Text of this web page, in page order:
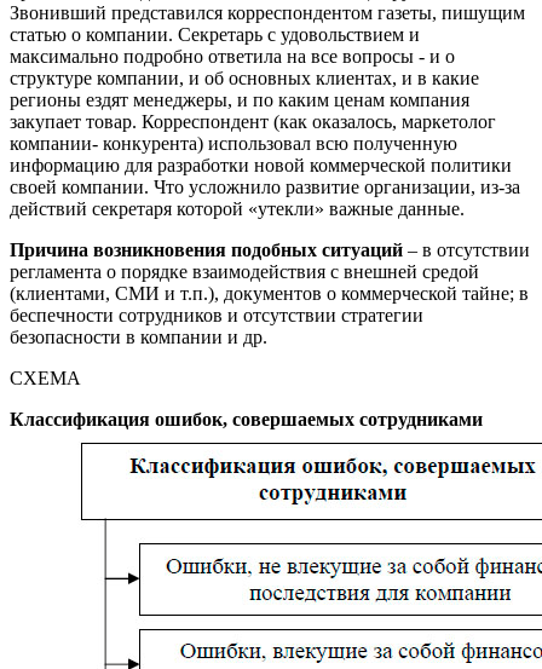
Звонивший представился корреспондентом газеты, пишущим
статью о компании. Секретарь с удовольствием и
максимально подробно ответила на все вопросы - и о
структуре компании, и об основных клиентах, и в какие
регионы ездят менеджеры, и по каким ценам компания
закупает товар. Корреспондент (как оказалось, маркетолог
компании- конкурента) использовал всю полученную
информацию для разработки новой коммерческой политики
своей компании. Что усложнило развитие организации, из-за
действий секретаря которой «утекли» важные данные.
Причина возникновения подобных ситуаций – в отсутствии
регламента о порядке взаимодействия с внешней средой
(клиентами, СМИ и т.п.), документов о коммерческой тайне; в
беспечности сотрудников и отсутствии стратегии
безопасности в компании и др.
СХЕМА
Классификация ошибок, совершаемых сотрудниками